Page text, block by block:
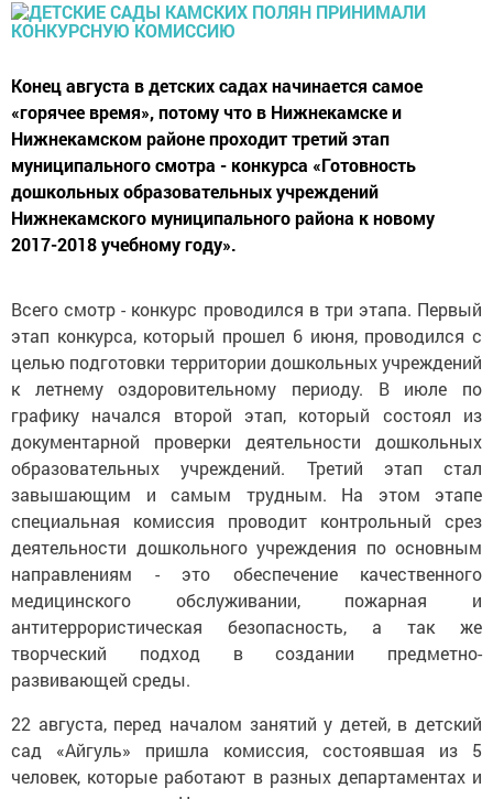
Конец августа в детских садах начинается самое
«горячее время», потому что в Нижнекамске и
Нижнекамском районе проходит третий этап
муниципального смотра - конкурса «Готовность
дошкольных образовательных учреждений
Нижнекамского муниципального района к новому
2017-2018 учебному году».
Всего смотр - конкурс проводился в три этапа. Первый
этап конкурса, который прошел 6 июня, проводился с
целью подготовки территории дошкольных учреждений
к летнему оздоровительному периоду. В июле по
графику начался второй этап, который состоял из
документарной проверки деятельности дошкольных
образовательных учреждений. Третий этап стал
завышающим и самым трудным. На этом этапе
специальная комиссия проводит контрольный срез
деятельности дошкольного учреждения по основным
направлениям - это обеспечение качественного
медицинского обслуживании, пожарная и
антитеррористическая безопасность, а так же
творческий подход в создании предметно-
развивающей среды.
22 августа, перед началом занятий у детей, в детский
сад «Айгуль» пришла комиссия, состоявшая из 5
человек, которые работают в разных департаментах и